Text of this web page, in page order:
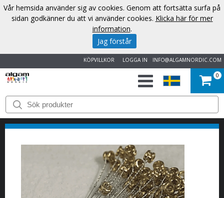
INFO@ALGAMNORDIC.COM
LOGGA IN
KÖPVILLKOR
START
VARUMÄRKEN
0
Vår hemsida använder sig av cookies. Genom att fortsätta surfa på
sidan godkänner du att vi använder cookies. Klicka här för mer
information.
Jag förstår